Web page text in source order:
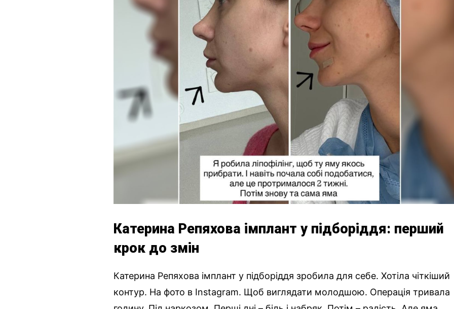
Катерина Репяхова імплант у підборіддя: перший
крок до змін
Катерина Репяхова імплант у підборіддя зробила для себе. Хотіла чіткіший
контур. На фото в Instagram. Щоб виглядати молодшою. Операція тривала